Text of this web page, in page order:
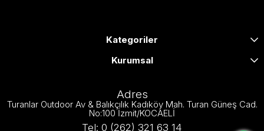
Kategoriler
Kurumsal
Adres
Turanlar Outdoor Av & Balıkçılık Kadıköy Mah. Turan Güneş Cad.
No:100 İzmit/KOCAELİ
Tel: 0 (262) 321 63 14